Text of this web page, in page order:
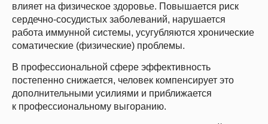
влияет на физическое здоровье. Повышается риск
сердечно-сосудистых заболеваний, нарушается
работа иммунной системы, усугубляются хронические
соматические (физические) проблемы.
В профессиональной сфере эффективность
постепенно снижается, человек компенсирует это
дополнительными усилиями и приближается
к профессиональному выгоранию.